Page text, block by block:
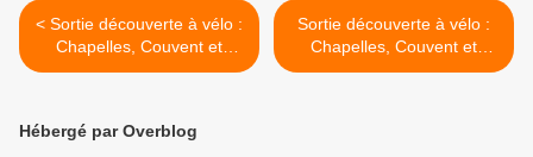
< Sortie découverte à vélo :
Chapelles, Couvent et
chevaux ... le Dimanche 19
Sortie découverte à vélo :
Chapelles, Couvent et
chevaux ... le Dimanche 19
Hébergé par Overblog